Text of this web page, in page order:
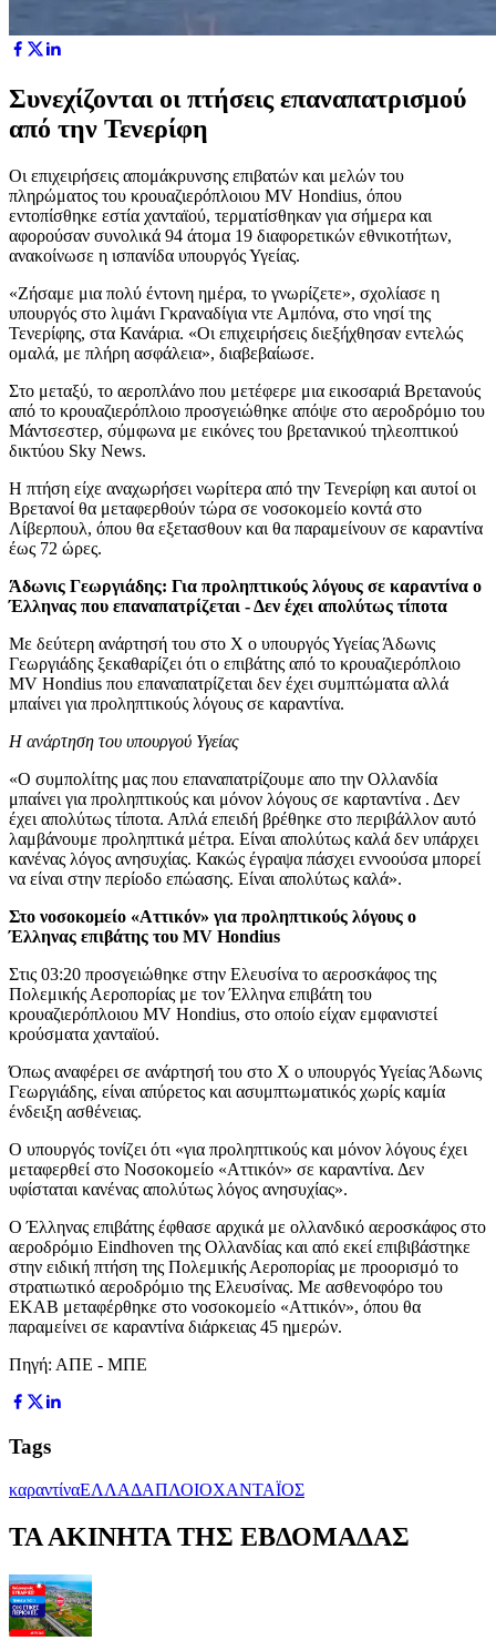
Συνεχίζονται οι πτήσεις επαναπατρισμού
από την Τενερίφη
Οι επιχειρήσεις απομάκρυνσης επιβατών και μελών του
πληρώματος του κρουαζιερόπλοιου MV Hondius, όπου
εντοπίσθηκε εστία χανταϊού, τερματίσθηκαν για σήμερα και
αφορούσαν συνολικά 94 άτομα 19 διαφορετικών εθνικοτήτων,
ανακοίνωσε η ισπανίδα υπουργός Υγείας.
«Ζήσαμε μια πολύ έντονη ημέρα, το γνωρίζετε», σχολίασε η
υπουργός στο λιμάνι Γκραναδίγια ντε Αμπόνα, στο νησί της
Τενερίφης, στα Κανάρια. «Οι επιχειρήσεις διεξήχθησαν εντελώς
ομαλά, με πλήρη ασφάλεια», διαβεβαίωσε.
Στο μεταξύ, το αεροπλάνο που μετέφερε μια εικοσαριά Βρετανούς
από το κρουαζιερόπλοιο προσγειώθηκε απόψε στο αεροδρόμιο του
Μάντσεστερ, σύμφωνα με εικόνες του βρετανικού τηλεοπτικού
δικτύου Sky News.
Η πτήση είχε αναχωρήσει νωρίτερα από την Τενερίφη και αυτοί οι
Βρετανοί θα μεταφερθούν τώρα σε νοσοκομείο κοντά στο
Λίβερπουλ, όπου θα εξετασθουν και θα παραμείνουν σε καραντίνα
έως 72 ώρες.
Άδωνις Γεωργιάδης: Για προληπτικούς λόγους σε καραντίνα ο
Έλληνας που επαναπατρίζεται - Δεν έχει απολύτως τίποτα
Με δεύτερη ανάρτησή του στο Χ ο υπουργός Υγείας Άδωνις
Γεωργιάδης ξεκαθαρίζει ότι ο επιβάτης από το κρουαζιερόπλοιο
MV Hondius που επαναπατρίζεται δεν έχει συμπτώματα αλλά
μπαίνει για προληπτικούς λόγους σε καραντίνα.
Η ανάρτηση του υπουργού Υγείας
«Ο συμπολίτης μας που επαναπατρίζουμε απο την Ολλανδία
μπαίνει για προληπτικούς και μόνον λόγους σε καρταντίνα . Δεν
έχει απολύτως τίποτα. Απλά επειδή βρέθηκε στο περιβάλλον αυτό
λαμβάνουμε προληπτικά μέτρα. Είναι απολύτως καλά δεν υπάρχει
κανένας λόγος ανησυχίας. Κακώς έγραψα πάσχει εννοούσα μπορεί
να είναι στην περίοδο επώασης. Είναι απολύτως καλά».
Στο νοσοκομείο «Αττικόν» για προληπτικούς λόγους ο
Έλληνας επιβάτης του MV Hondius
Στις 03:20 προσγειώθηκε στην Ελευσίνα το αεροσκάφος της
Πολεμικής Αεροπορίας με τον Έλληνα επιβάτη του
κρουαζιερόπλοιου MV Hondius, στο οποίο είχαν εμφανιστεί
κρούσματα χανταϊού.
Όπως αναφέρει σε ανάρτησή του στο Χ ο υπουργός Υγείας Άδωνις
Γεωργιάδης, είναι απύρετος και ασυμπτωματικός χωρίς καμία
ένδειξη ασθένειας.
Ο υπουργός τονίζει ότι «για προληπτικούς και μόνον λόγους έχει
μεταφερθεί στο Νοσοκομείο «Αττικόν» σε καραντίνα. Δεν
υφίσταται κανένας απολύτως λόγος ανησυχίας».
Ο Έλληνας επιβάτης έφθασε αρχικά με ολλανδικό αεροσκάφος στο
αεροδρόμιο Eindhoven της Ολλανδίας και από εκεί επιβιβάστηκε
στην ειδική πτήση της Πολεμικής Αεροπορίας με προορισμό το
στρατιωτικό αεροδρόμιο της Ελευσίνας. Με ασθενοφόρο του
ΕΚΑΒ μεταφέρθηκε στο νοσοκομείο «Αττικόν», όπου θα
παραμείνει σε καραντίνα διάρκειας 45 ημερών.
Πηγή: ΑΠΕ - ΜΠΕ
Tags
καραντίναΕΛΛΑΔΑΠΛΟΙΟΧΑΝΤΑΪΟΣ
ΤΑ ΑΚΙΝΗΤΑ ΤΗΣ ΕΒΔΟΜΑΔΑΣ